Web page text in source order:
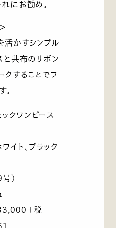
にお勧め。
活かすシンプル
と共布のリボン
クすることでフ
。
ックワンピース
イト、ブラック
）
＋税